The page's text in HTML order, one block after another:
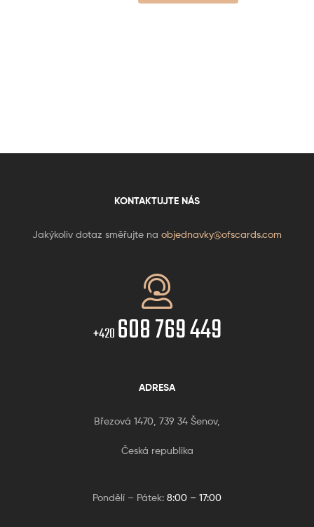
KONTAKTUJTE NÁS
Jakýkoliv dotaz směřujte na objednavky@ofscards.com
+420 608 769 449
ADRESA
Březová 1470, 739 34 Šenov,
Česká republika
Pondělí – Pátek: 8:00 – 17:00